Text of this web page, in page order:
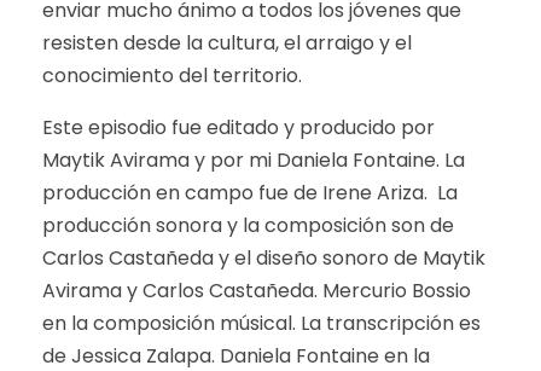
enviar mucho ánimo a todos los jóvenes que
resisten desde la cultura, el arraigo y el
conocimiento del territorio.
Este episodio fue editado y producido por
Maytik Avirama y por mi Daniela Fontaine. La
producción en campo fue de Irene Ariza. La
producción sonora y la composición son de
Carlos Castañeda y el diseño sonoro de Maytik
Avirama y Carlos Castañeda. Mercurio Bossio
en la composición músical. La transcripción es
de Jessica Zalapa. Daniela Fontaine en la